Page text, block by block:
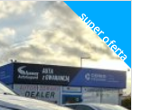
super oferta